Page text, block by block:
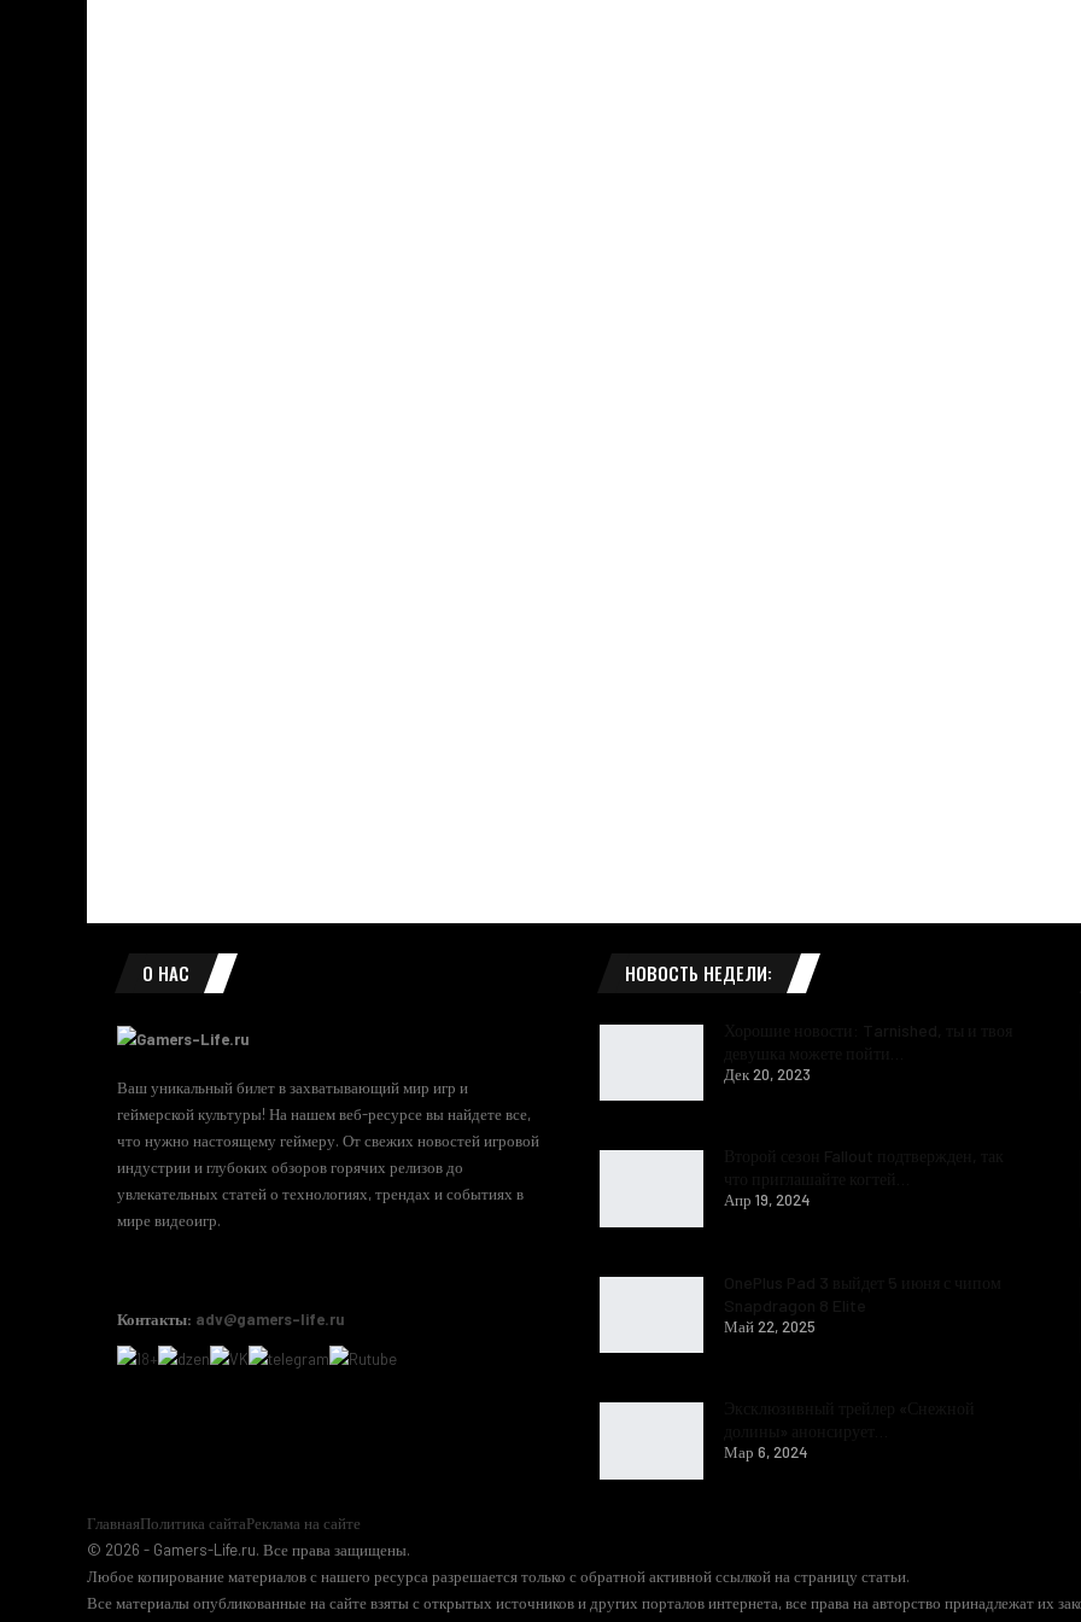
О НАС
Ваш уникальный билет в захватывающий мир игр и
геймерской культуры! На нашем веб-ресурсе вы найдете все,
что нужно настоящему геймеру. От свежих новостей игровой
индустрии и глубоких обзоров горячих релизов до
увлекательных статей о технологиях, трендах и событиях в
мире видеоигр.
Контакты: adv@gamers-life.ru
НОВОСТЬ НЕДЕЛИ:
Дек 20, 2023
Апр 19, 2024
Май 22, 2025
Мар 6, 2024
ГлавнаяПолитика сайтаРеклама на сайте
© 2026 - Gamers-Life.ru. Все права защищены.
Любое копирование материалов с нашего ресурса разрешается только с обратной активной ссылкой на страницу статьи.
Все материалы опубликованные на сайте взяты с открытых источников и других порталов интернета, все права на авторство принадлежат их